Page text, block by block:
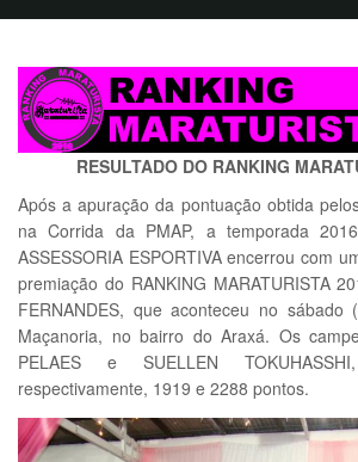
RESULTADO DO RANKING
Após a apuração da pontuação obtida
na Corrida da PMAP, a temporada
ASSESSORIA ESPORTIVA encerrou com
premiação do RANKING MARATURISTA
FERNANDES, que aconteceu no
Maçanoria, no bairro do Araxá. Os
PELAES e SUELLEN
respectivamente, 1919 e 2288 pontos.